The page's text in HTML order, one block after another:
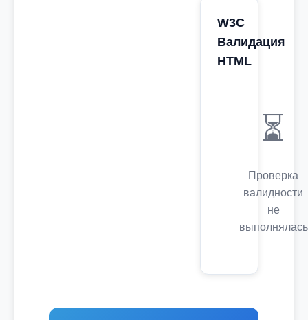
W3C
Валидация
HTML
⏳
Проверка
валидности
не
выполнялась